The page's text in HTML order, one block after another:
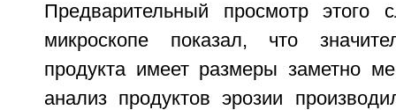
Предварительный просмотр этого
микроскопе показал, что
продукта имеет размеры заметно
анализ продуктов эрозии